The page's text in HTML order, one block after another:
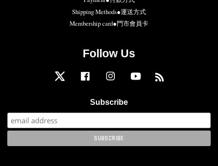
Shipping Methods●運送方式
Membership card●門市會員卡
Follow Us
Twitter Facebook Instagram YouTube
Subscribe